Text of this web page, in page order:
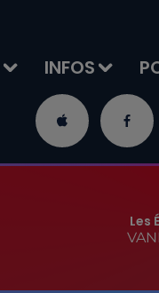
INFOS
Les